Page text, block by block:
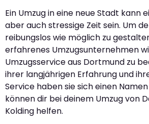
Ein Umzug in eine neue Stadt kann
aber auch stressige Zeit sein. Um
reibungslos wie möglich zu
erfahrenes Umzugsunternehmen
Umzugsservice aus Dortmund zu
ihrer langjährigen Erfahrung und
Service haben sie sich einen
können dir bei deinem Umzug von
Kolding helfen.